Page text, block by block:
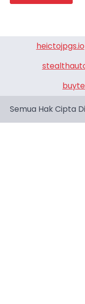
heictojpgs.io
Semua Hak Cipta